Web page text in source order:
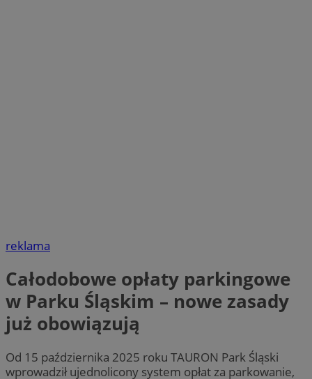
reklama
Całodobowe opłaty parkingowe
w Parku Śląskim – nowe zasady
już obowiązują
Od 15 października 2025 roku TAURON Park Śląski
wprowadził ujednolicony system opłat za parkowanie,